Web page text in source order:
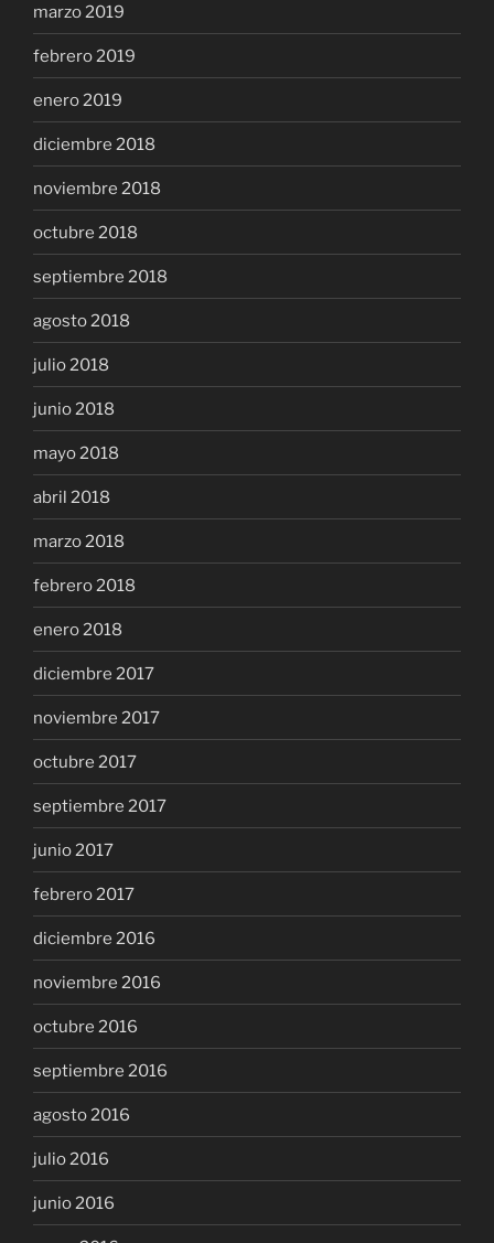
marzo 2019
febrero 2019
enero 2019
diciembre 2018
noviembre 2018
octubre 2018
septiembre 2018
agosto 2018
julio 2018
junio 2018
mayo 2018
abril 2018
marzo 2018
febrero 2018
enero 2018
diciembre 2017
noviembre 2017
octubre 2017
septiembre 2017
junio 2017
febrero 2017
diciembre 2016
noviembre 2016
octubre 2016
septiembre 2016
agosto 2016
julio 2016
junio 2016